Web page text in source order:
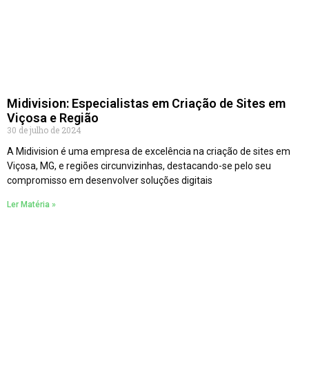
Midivision: Especialistas em Criação de Sites em
Viçosa e Região
30 de julho de 2024
A Midivision é uma empresa de excelência na criação de sites em
Viçosa, MG, e regiões circunvizinhas, destacando-se pelo seu
compromisso em desenvolver soluções digitais
Ler Matéria »